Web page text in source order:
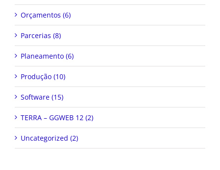
Orçamentos (6)
Parcerias (8)
Planeamento (6)
Produção (10)
Software (15)
TERRA – GGWEB 12 (2)
Uncategorized (2)